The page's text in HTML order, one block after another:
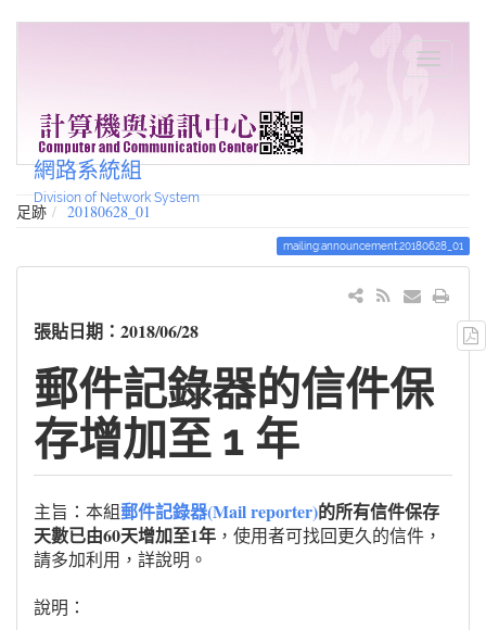
網路系統組
Division of Network System
足跡 20180628_01
mailing:announcement:20180628_01
張貼日期：2018/06/28
郵件記錄器的信件保
存增加至 1 年
主旨：本組郵件記錄器(Mail reporter)的所有信件保存
天數已由60天增加至1年 ，使用者可找回更久的信件，
請多加利用，詳說明。
說明：